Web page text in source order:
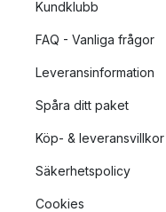
Kundklubb
FAQ - Vanliga frågor
Leveransinformation
Spåra ditt paket
Köp- & leveransvillkor
Säkerhetspolicy
Cookies